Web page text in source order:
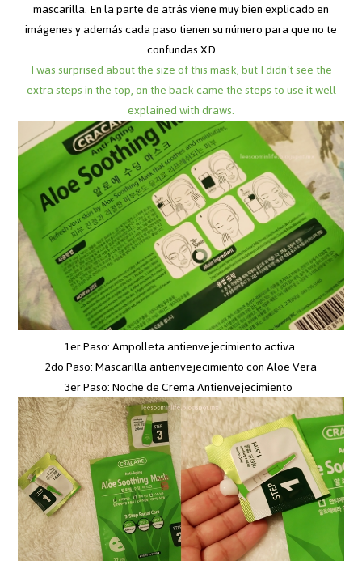
mascarilla. En la parte de atrás viene muy bien explicado en
imágenes y además cada paso tienen su número para que no te
confundas XD
I was surprised about the size of this mask, but I didn't see the
extra steps in the top, on the back came the steps to use it well
explained with draws.
1er Paso: Ampolleta antienvejecimiento activa.
2do Paso: Mascarilla antienvejecimiento con Aloe Vera
3er Paso: Noche de Crema Antienvejecimiento